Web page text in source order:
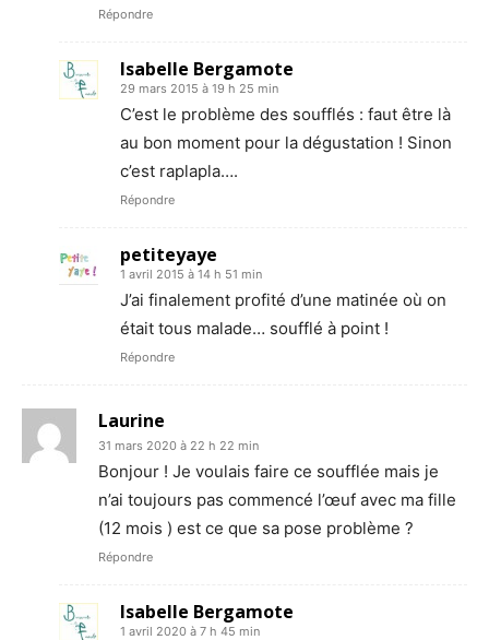
Répondre
Isabelle Bergamote
29 mars 2015 à 19 h 25 min
C’est le problème des soufflés : faut être là
au bon moment pour la dégustation ! Sinon
c’est raplapla….
Répondre
petiteyaye
1 avril 2015 à 14 h 51 min
J’ai finalement profité d’une matinée où on
était tous malade… soufflé à point !
Répondre
Laurine
31 mars 2020 à 22 h 22 min
Bonjour ! Je voulais faire ce soufflée mais je
n’ai toujours pas commencé l’œuf avec ma fille
(12 mois ) est ce que sa pose problème ?
Répondre
Isabelle Bergamote
1 avril 2020 à 7 h 45 min